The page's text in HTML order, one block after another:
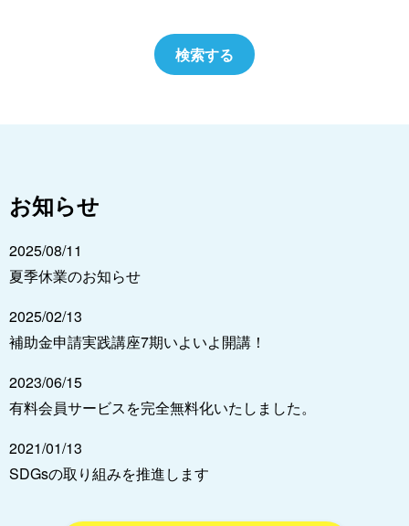
お知らせ
2025/08/11
夏季休業のお知らせ
2025/02/13
補助金申請実践講座7期いよいよ開講！
2023/06/15
有料会員サービスを完全無料化いたしました。
2021/01/13
SDGsの取り組みを推進します